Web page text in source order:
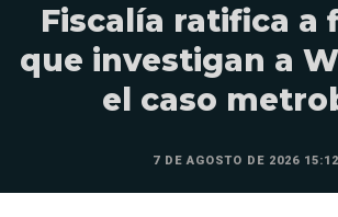
Fiscalía ratifica a
que investigan a
el caso
7 DE AGOSTO DE 2026 15:12